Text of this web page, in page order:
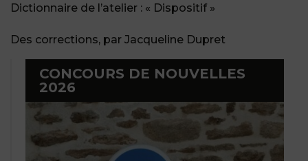
Dictionnaire de l’atelier : « Dispositif »
Des corrections, par Jacqueline Dupret
CONCOURS DE NOUVELLES
2026